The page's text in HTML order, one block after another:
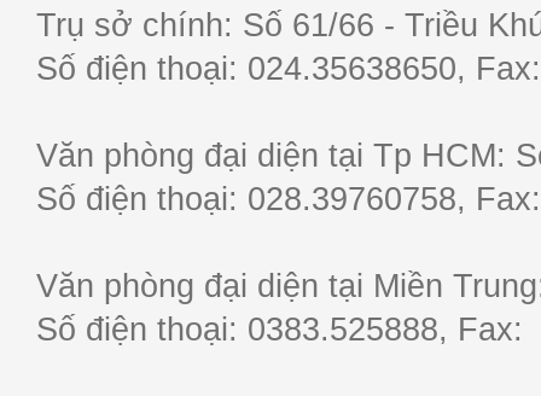
Trụ sở chính: Số 61/66 - Triều
Số điện thoại: 024.35638650,
Văn phòng đại diện tại Tp HCM:
Số điện thoại: 028.39760758,
Văn phòng đại diện tại Miền
Số điện thoại: 0383.525888,